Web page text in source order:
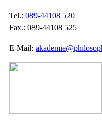
Tel.: 089-44108 520
Fax.: 089-44108 525
E-Mail: